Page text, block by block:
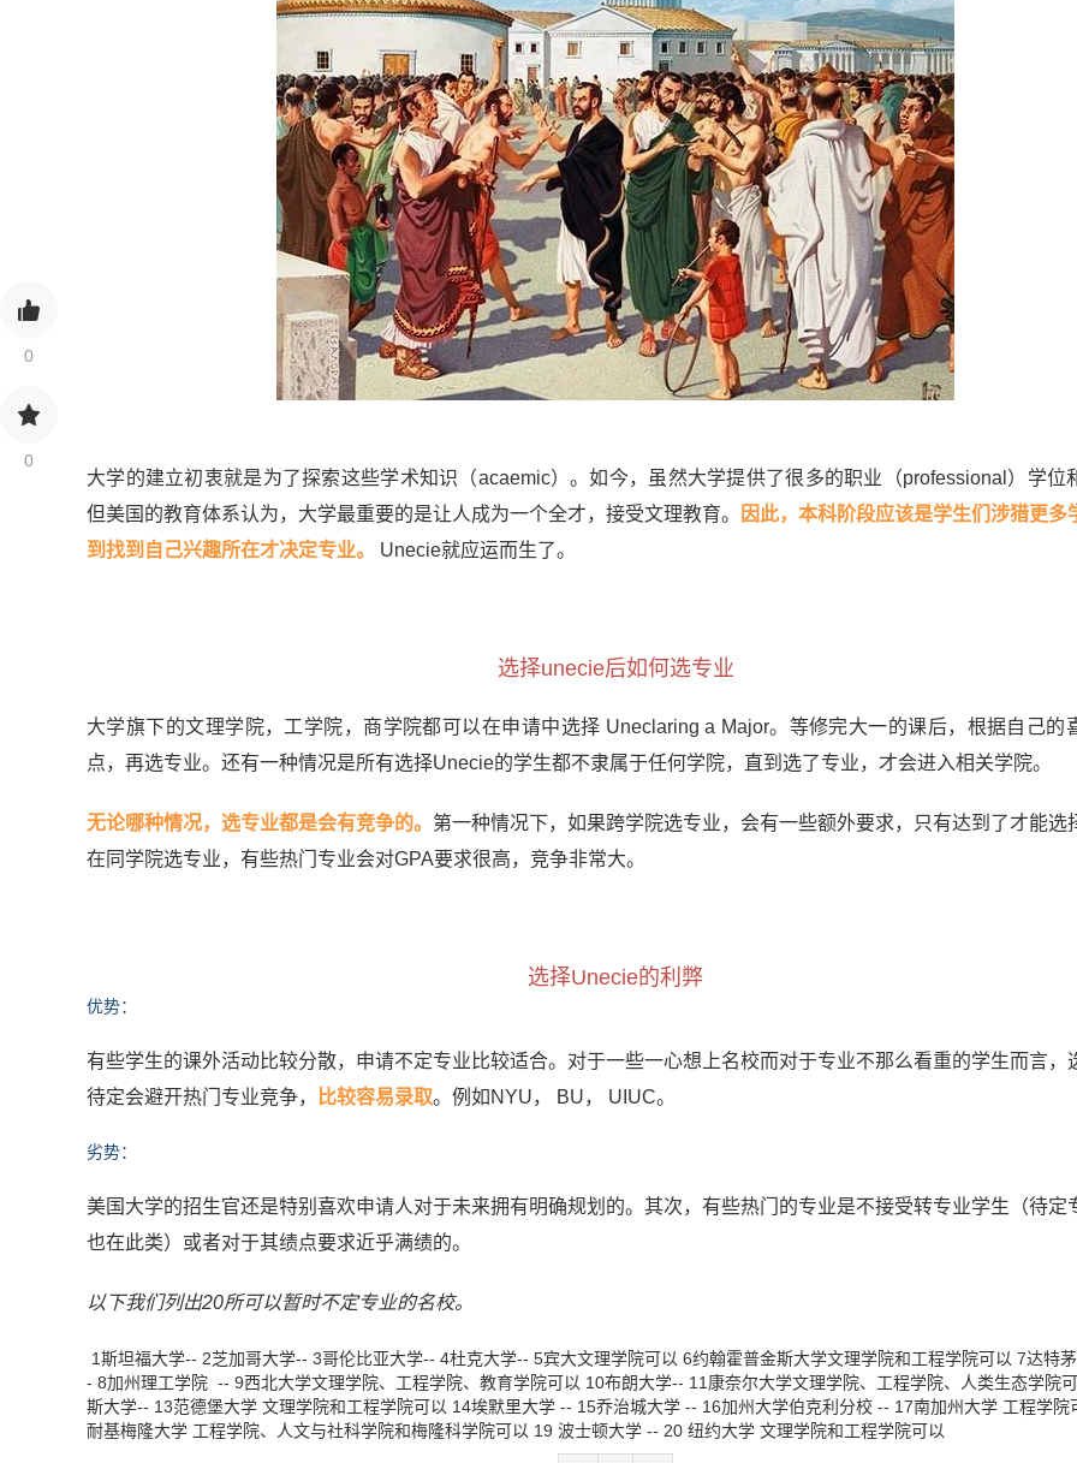
0
0
大学的建立初衷就是为了探索这些学术知识（acaemic）。如今，虽然大学提供了很多的职业（professional）学位
但美国的教育体系认为，大学最重要的是让人成为一个全才，接受文理教育。
因此，本科阶段应该是学生们涉猎更多
到找到自己兴趣所在才决定专业。
Unecie就应运而生了。
选择unecie后如何选专业
大学旗下的文理学院，工学院，商学院都可以在申请中选择 Uneclaring a Major。等修完大一的课后，根据自己的
点，再选专业。还有一种情况是所有选择Unecie的学生都不隶属于任何学院，直到选了专业，才会进入相关学院。
无论哪种情况，选专业都是会有竞争的。 第一种情况下，如果跨学院选专业，会有一些额外要求，只有达到了才能选
在同学院选专业，有些热门专业会对GPA要求很高，竞争非常大。
选择Unecie的利弊
优势：
有些学生的课外活动比较分散，申请不定专业比较适合。对于一些一心想上名校而对于专业不那么看重的学生而言，
待定会避开热门专业竞争，
比较容易录取。例如NYU， BU， UIUC。
劣势：
美国大学的招生官还是特别喜欢申请人对于未来拥有明确规划的。其次，有些热门的专业是不接受转专业学生（待定
也在此类）或者对于其绩点要求近乎满绩的。
以下我们列出20所可以暂时不定专业的名校。
1斯坦福大学-- 2芝加哥大学-- 3哥伦比亚大学-- 4杜克大学-- 5宾大文理学院可以 6约翰霍普金斯大学文理学院和工程学院可以 7达特
- 8加州理工学院 -- 9西北大学文理学院、工程学院、教育学院可以 10布朗大学-- 11 康奈尔大学文理学院、工程学院、人类生态学院
斯大学-- 13范德堡大学 文理学院和工程学院可以 14埃默里大学 -- 15乔治城大学 -- 16加州大学伯克利分校 -- 17南加州大学 工程学院
耐基梅隆大学 工程学院、人文与社科学院和梅隆科学院可以 19 波士顿大学 -- 20 纽约大学 文理学院和工程学院可以